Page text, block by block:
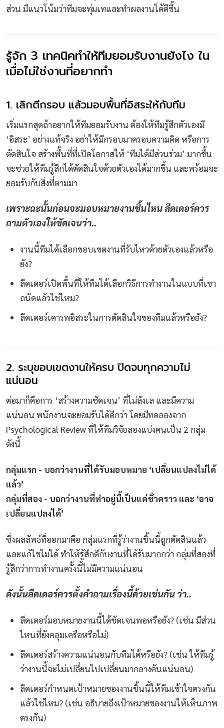
ส่วน มีแนวโน้มว่าทีมจะทุ่มเทและทำผลงานได้ดีขึ้น
รู้จัก 3 เทคนิคทำให้ทีมยอมรับงานยังไง ใน
เมื่อไม่ใช่งานที่อยากทำ
1. เลิกตีกรอบ แล้วมอบพื้นที่อิสระให้กับทีม
เริ่มแรกสุดถ้าอยากให้ทีมยอมรับงาน ต้องให้ทีมรู้สึกตัวเองมี
‘อิสระ’ อย่างแท้จริง อย่าให้มีกรอบมาครอบความคิด หรือการ
ตัดสินใจ สร้างพื้นที่ที่เปิดโอกาสให้ ‘ทีมได้มีส่วนร่วม’ มากขึ้น
จะช่วยให้ทีมรู้สึกได้ตัดสินใจด้วยตัวเองได้มากขึ้น และพร้อมจะ
ยอมรับกับสิ่งที่ตามมา
เพราะฉะนั้นก่อนจะมอบหมายงานชิ้นไหน ลีดเดอร์ควร
ถามตัวเองให้ชัดเจนว่า..
งานนี้ทีมได้เลือกขอบเขตงานที่รับไหวด้วยตัวเองแล้วหรือ
ยัง?
ลีดเดอร์เปิดพื้นที่ให้ทีมได้เลือกวิธีการทำงานในแบบที่เขา
ถนัดแล้วใช่ไหม?
ลีดเดอร์เคารพอิสระในการตัดสินใจของทีมแล้วหรือยัง?
2. ระบุขอบเขตงานให้ครบ ปิดจบทุกความไม่
แน่นอน
ต่อมาก็คือการ ‘สร้างความชัดเจน’ ที่ไม่ลังเล และมีความ
แน่นอน พนักงานจะยอมรับได้ดีกว่า โดยมีทดลองจาก
Psychological Review ที่ให้ทีมวิจัยลองแบ่งคนเป็น 2 กลุ่ม
ดังนี้
กลุ่มแรก - บอกว่างานที่ได้รับมอบหมาย ‘เปลี่ยนแปลงไม่ได้
แล้ว’
กลุ่มที่สอง - บอกว่างานที่ทำอยู่นี้เป็นแค่ชั่วคราว และ ‘อาจ
เปลี่ยนแปลงได้’
ซึ่งผลลัพธ์ที่ออกมาคือ กลุ่มแรกที่รู้ว่างานชิ้นนี้ถูกตัดสินแล้ว
และแก้ไขไม่ได้ ทำให้รู้สึกดีกับงานที่ได้รับมากกว่า กลุ่มที่สองที่
รู้สึกว่าการทำงานครั้งนี้ไม่มีความแน่นอน
ดังนั้นลีดเดอร์ควรตั้งคำถามเรื่องนี้ด้วยเช่นกัน ว่า..
ลีดเดอร์มอบหมายงานนี้ได้ชัดเจนพอหรือยัง? (เช่น มีส่วน
ไหนที่ยังคลุมเครือหรือไม่)
ลีดเดอร์สร้างความแน่นอนกับทีมได้หรือยัง? (เช่น ให้ทีมรู้
ว่างานนี้จะไม่เปลี่ยนไปเปลี่ยนมากลางคันแน่นอน)
ลีดเดอร์กำหนดเป้าหมายของงานชิ้นนี้ให้ทีมเข้าใจตรงกัน
แล้วใช่ไหม? (เช่น อธิบายถึงเป้าหมายของงานให้เห็นภาพ
ตรงกัน)